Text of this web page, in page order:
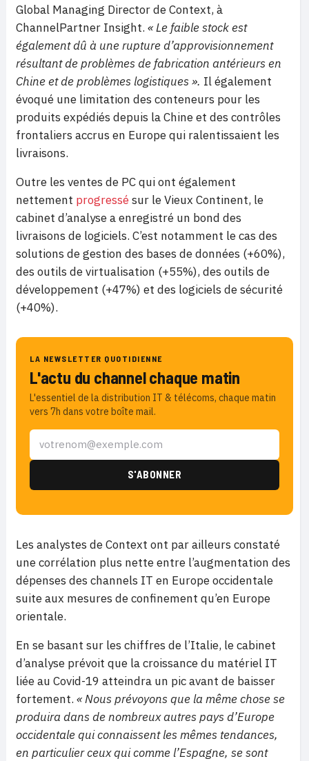
Global Managing Director de Context, à
ChannelPartner Insight. « Le faible stock est
également dû à une rupture d’approvisionnement
résultant de problèmes de fabrication antérieurs en
Chine et de problèmes logistiques ». Il également
évoqué une limitation des conteneurs pour les
produits expédiés depuis la Chine et des contrôles
frontaliers accrus en Europe qui ralentissaient les
livraisons.
Outre les ventes de PC qui ont également
nettement progressésur le Vieux Continent, le
cabinet d’analyse a enregistré un bond des
livraisons de logiciels. C’est notamment le cas des
solutions de gestion des bases de données (+60%),
des outils de virtualisation (+55%), des outils de
développement (+47%) et des logiciels de sécurité
(+40%).
LA NEWSLETTER QUOTIDIENNE
L'actu du channel chaque matin
L'essentiel de la distribution IT & télécoms, chaque matin
vers 7h dans votre boîte mail.
Les analystes de Context ont par ailleurs constaté
une corrélation plus nette entre l’augmentation des
dépenses des channels IT en Europe occidentale
suite aux mesures de confinement qu’en Europe
orientale.
En se basant sur les chiffres de l’Italie, le cabinet
d’analyse prévoit que la croissance du matériel IT
liée au Covid-19 atteindra un pic avant de baisser
fortement. « Nous prévoyons que la même chose se
produira dans de nombreux autres pays d’Europe
occidentale qui connaissent les mêmes tendances,
en particulier ceux qui comme l’Espagne, se sont